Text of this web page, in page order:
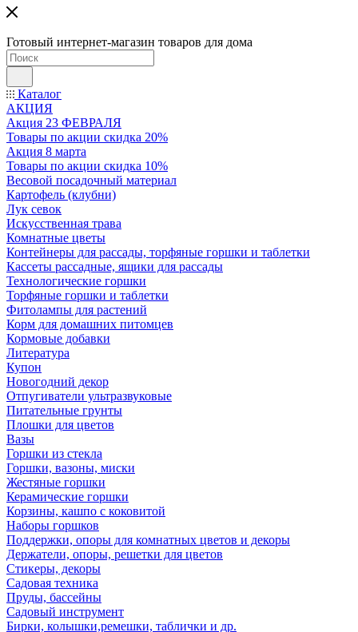
Готовый интернет-магазин товаров для дома
Каталог
АКЦИЯ
Акция 23 ФЕВРАЛЯ
Товары по акции скидка 20%
Акция 8 марта
Товары по акции скидка 10%
Весовой посадочный материал
Картофель (клубни)
Лук севок
Искусственная трава
Комнатные цветы
Контейнеры для рассады, торфяные горшки и таблетки
Кассеты рассадные, ящики для рассады
Технологические горшки
Торфяные горшки и таблетки
Фитолампы для растений
Корм для домашних питомцев
Кормовые добавки
Литература
Купон
Новогодний декор
Отпугиватели ультразвуковые
Питательные грунты
Плошки для цветов
Вазы
Горшки из стекла
Горшки, вазоны, миски
Жестяные горшки
Керамические горшки
Корзины, кашпо с коковитой
Наборы горшков
Поддержки, опоры для комнатных цветов и декоры
Держатели, опоры, решетки для цветов
Стикеры, декоры
Садовая техника
Пруды, бассейны
Садовый инструмент
Бирки, колышки,ремешки, таблички и др.